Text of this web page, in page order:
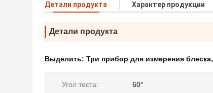
Детали продукта Характер продукции
Детали продукта
Выделить: Три прибор для измерения блеска,
Угол теста: 60°